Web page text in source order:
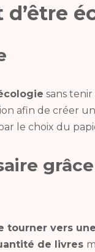
sans
afin de créer un
par le choix du
grâce
tourner vers
de livres